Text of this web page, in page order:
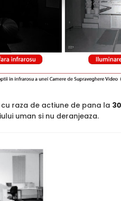
cu raza de actiune de pana la
uman si nu deranjeaza.